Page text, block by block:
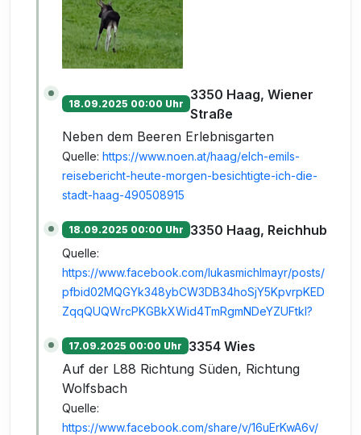
18.09.2025 00:00 Uhr
3350 Haag, Wiener
Straße
Neben dem Beeren Erlebnisgarten
Quelle: https://www.noen.at/haag/elch-emils-
reisebericht-heute-morgen-besichtigte-ich-die-
stadt-haag-490508915
18.09.2025 00:00 Uhr 3350 Haag, Reichhub
Quelle:
https://www.facebook.com/lukasmichlmayr/posts/
pfbid02MQGYk348ybCW3DB34hoSjY5KpvrpKED
ZqqQUQWrcPKGBkXWid4TmRgmNDeYZUFtkl?
17.09.2025 00:00 Uhr 3354 Wies
Auf der L88 Richtung Süden, Richtung
Wolfsbach
Quelle:
https://www.facebook.com/share/v/16uErKwA6v/